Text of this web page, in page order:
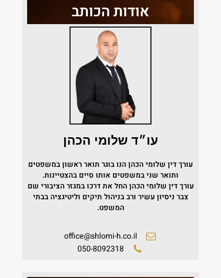
אודות הכותב
עו״ד שלומי הכהן
עורך דין שלומי הכהן הנו בוגר תואר ראשון במשפטים
ותואר שני במשפטים אותו סיים בהצטיינות.
עורך דין שלומי הכהן החל את דרכו במגזר הציבורי שם
צבר ניסיון עשיר ורב בניהול תיקים וליטיגציה בבתי
המשפט.
office@shlomi-h.co.il
050-8092318